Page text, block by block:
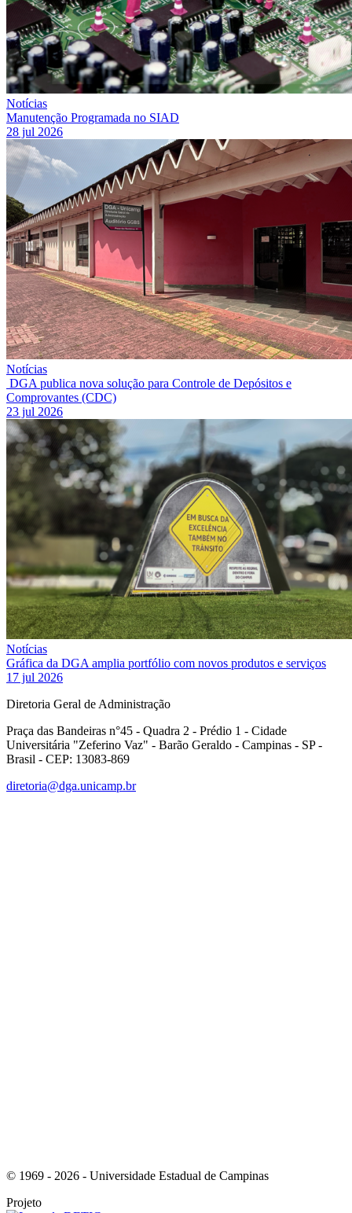
Notícias
Manutenção Programada no SIAD
28 jul 2026
Notícias
DGA publica nova solução para Controle de Depósitos e
Comprovantes (CDC)
23 jul 2026
Notícias
Gráfica da DGA amplia portfólio com novos produtos e serviços
17 jul 2026
Diretoria Geral de Administração
Praça das Bandeiras n°45 - Quadra 2 - Prédio 1 - Cidade
Universitária "Zeferino Vaz" - Barão Geraldo - Campinas - SP -
Brasil - CEP: 13083-869
diretoria@dga.unicamp.br
© 1969 - 2026 - Universidade Estadual de Campinas
Projeto